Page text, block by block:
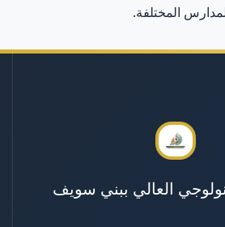
المختلفة.
العالي ببني سويف